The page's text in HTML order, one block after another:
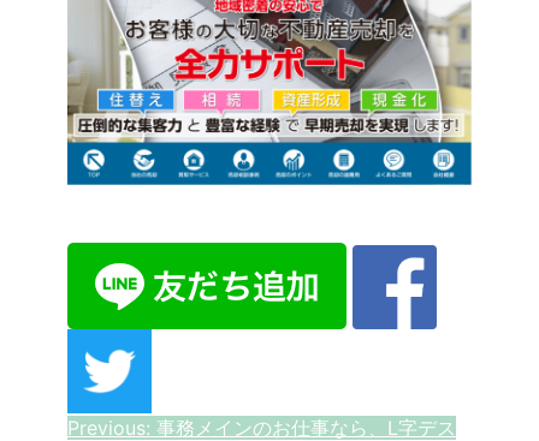
投
Previous: 事務メインのお仕事なら、L字デス